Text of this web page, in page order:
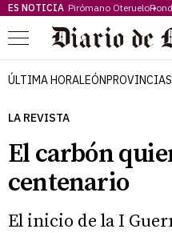
ES NOTICIA Pirómano Oteruelo
Menú
ÚLTIMA HORALEÓNPROVINCIA
LA REVISTA
El carbón
centenario
El inicio de la I